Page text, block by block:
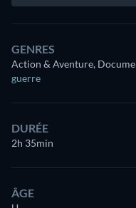
GENRES
Action & Aventure,
guerre
DURÉE
2h 35min
ÂGE